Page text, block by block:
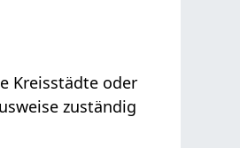
Kreisstädte oder
zuständig